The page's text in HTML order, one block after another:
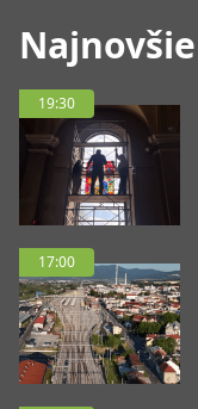
Najnovšie
19:30
17:00